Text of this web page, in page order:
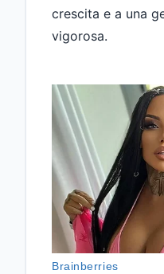
crescita e a una
vigorosa.